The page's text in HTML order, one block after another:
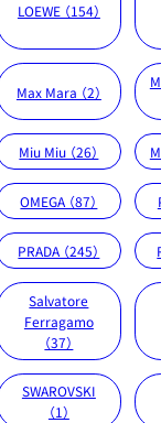
LOEWE （154）
Max Mara （2）
Miu Miu （26）
OMEGA （87）
PRADA （245）
Salvatore
Ferragamo
（37）
SWAROVSKI
（1）